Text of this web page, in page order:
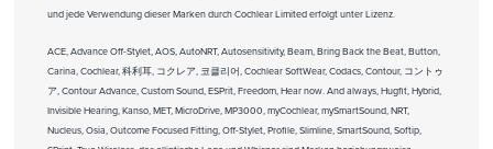
und jede Verwendung dieser Marken durch Cochlear Limited erfolgt unter Lizenz.
ACE, Advance Off-Stylet, AOS, AutoNRT, Autosensitivity, Beam, Bring Back the Beat, Button,
Carina, Cochlear, 科利耳, コクレア, 코클리어, Cochlear SoftWear, Codacs, Contour, コントゥ
ア, Contour Advance, Custom Sound, ESPrit, Freedom, Hear now. And always, Hugfit, Hybrid,
Invisible Hearing, Kanso, MET, MicroDrive, MP3000, myCochlear, mySmartSound, NRT,
Nucleus, Osia, Outcome Focused Fitting, Off-Stylet, Profile, Slimline, SmartSound, Softip,